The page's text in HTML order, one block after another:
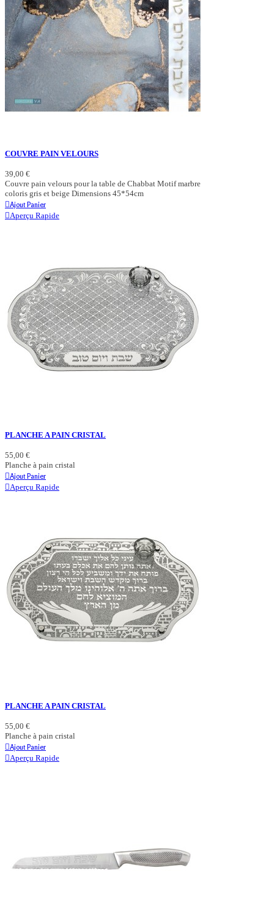
COUVRE PAIN VELOURS
39,00 €
Couvre pain velours pour la table de Chabbat Motif marbre
coloris gris et beige Dimensions 45*54cm
Ajout Panier
Aperçu Rapide
PLANCHE A PAIN CRISTAL
55,00 €
Planche à pain cristal
Ajout Panier
Aperçu Rapide
PLANCHE A PAIN CRISTAL
55,00 €
Planche à pain cristal
Ajout Panier
Aperçu Rapide